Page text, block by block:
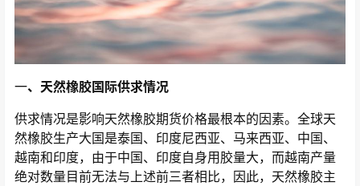
一、天然橡胶国际供求情况
供求情况是影响天然橡胶期货价格最根本的因素。全球天
然橡胶生产大国是泰国、印度尼西亚、马来西亚、中国、
越南和印度，由于中国、印度自身用胶量大，而越南产量
绝对数量目前无法与上述前三者相比，因此，天然橡胶主